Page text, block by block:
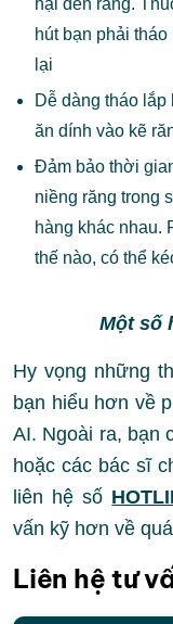
hại đến răng.
hút bạn phải
lại
Dễ dàng tháo
ăn dính vào kẽ
Đảm bảo thời
niềng răng trong
hàng khác nhau.
thế nào, có thể
Một số
Hy vọng những
bạn hiểu hơn về
AI. Ngoài ra, bạn
hoặc các bác sĩ
liên hệ số
vấn kỹ hơn về
Liên hệ tư